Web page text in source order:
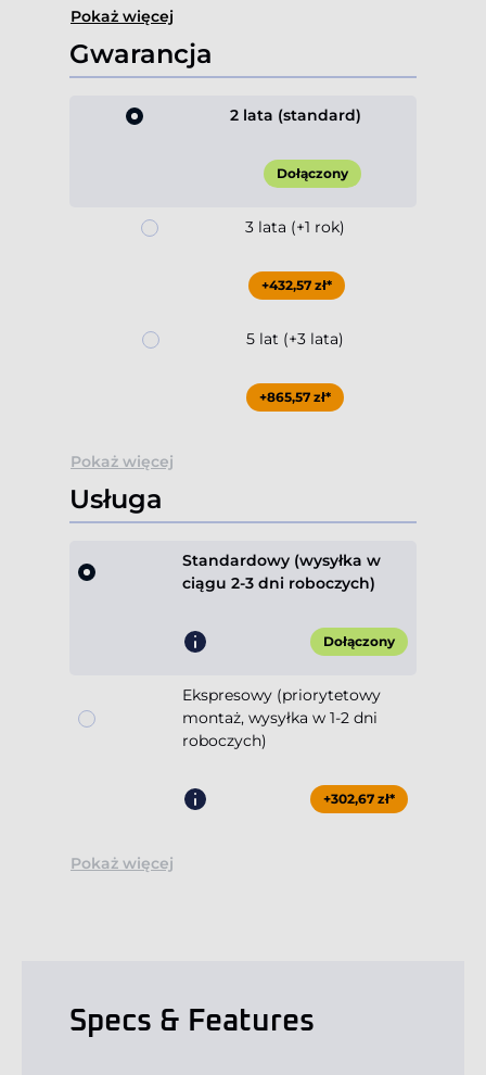
Pokaż więcej
Gwarancja
2 lata (standard)
Dołączony
3 lata (+1 rok)
+432,57 zł*
5 lat (+3 lata)
+865,57 zł*
Pokaż więcej
Usługa
Standardowy (wysyłka w
ciągu 2-3 dni roboczych)
Dołączony
Ekspresowy (priorytetowy
montaż, wysyłka w 1-2 dni
roboczych)
+302,67 zł*
Pokaż więcej
Specs & Features